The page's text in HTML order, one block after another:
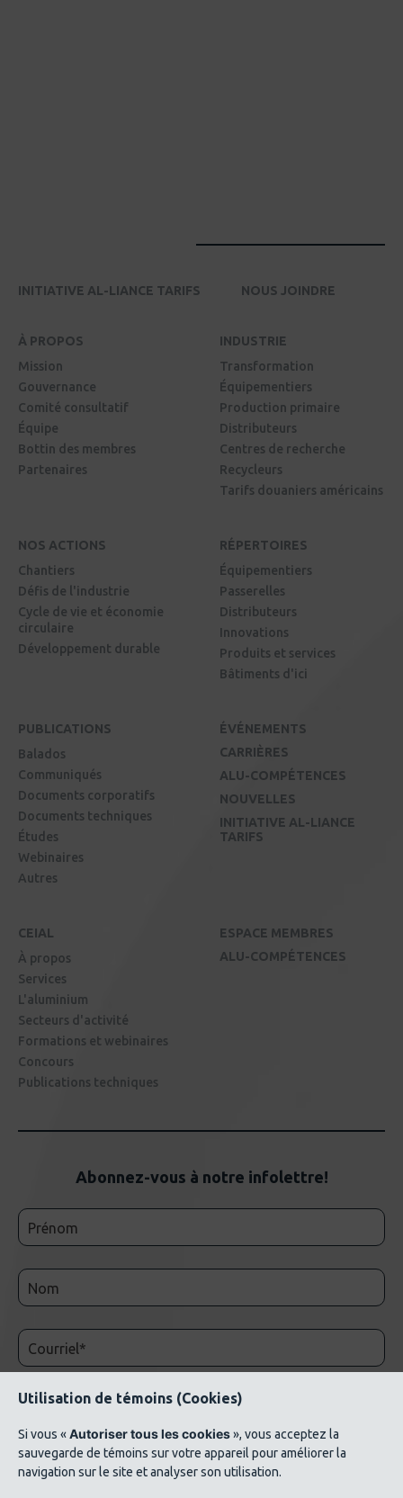
INITIATIVE AL-LIANCE TARIFS NOUS JOINDRE
À PROPOS
Mission
Gouvernance
Comité consultatif
Équipe
Bottin des membres
Partenaires
INDUSTRIE
Transformation
Équipementiers
Production primaire
Distributeurs
Centres de recherche
Recycleurs
Tarifs douaniers américains
NOS ACTIONS
Chantiers
Défis de l'industrie
Cycle de vie et économie
circulaire
Développement durable
RÉPERTOIRES
Équipementiers
Passerelles
Distributeurs
Innovations
Produits et services
Bâtiments d'ici
PUBLICATIONS
Balados
Communiqués
Documents corporatifs
Documents techniques
Études
Webinaires
Autres
ÉVÉNEMENTS
CARRIÈRES
ALU-COMPÉTENCES
NOUVELLES
INITIATIVE AL-LIANCE
TARIFS
CEIAL
À propos
Services
L'aluminium
Secteurs d'activité
Formations et webinaires
Concours
Publications techniques
ESPACE MEMBRES
ALU-COMPÉTENCES
Abonnez-vous à notre infolettre!
Utilisation de témoins (Cookies)
Si vous «Autoriser tous les cookies», vous acceptez la
sauvegarde de témoins sur votre appareil pour améliorer la
navigation sur le site et analyser son utilisation.